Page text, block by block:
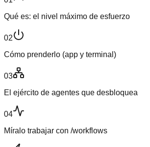
Qué es: el nivel máximo de esfuerzo
02
Cómo prenderlo (app y terminal)
03
El ejército de agentes que desbloquea
04
Míralo trabajar con /workflows